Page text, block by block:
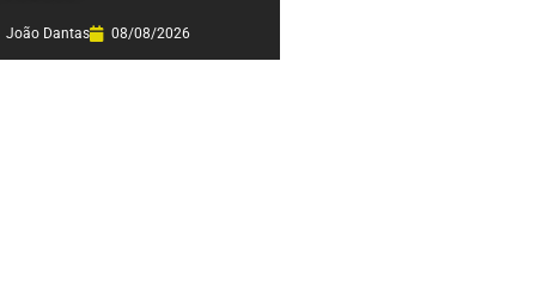
João Dantas 08/08/2026